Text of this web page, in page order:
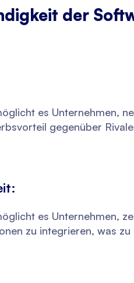
der
es Unternehmen,
gegenüber
es Unternehmen,
zu integrieren, was